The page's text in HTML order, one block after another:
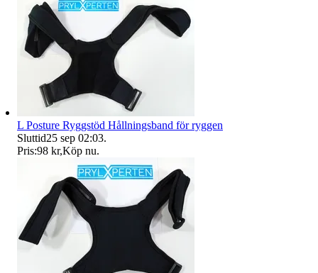
L Posture Ryggstöd Hållningsband för ryggen
Sluttid25 sep 02:03.
Pris:98 kr,Köp nu.